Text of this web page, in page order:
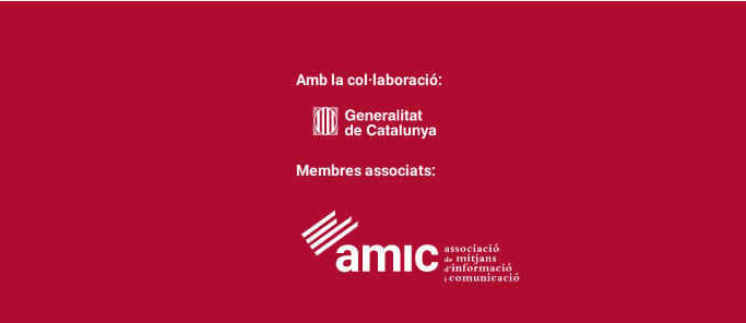
Amb la col·laboració:
Membres associats: